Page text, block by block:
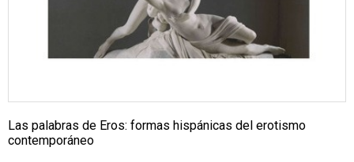
Las palabras de Eros: formas hispánicas del erotismo
contemporáneo